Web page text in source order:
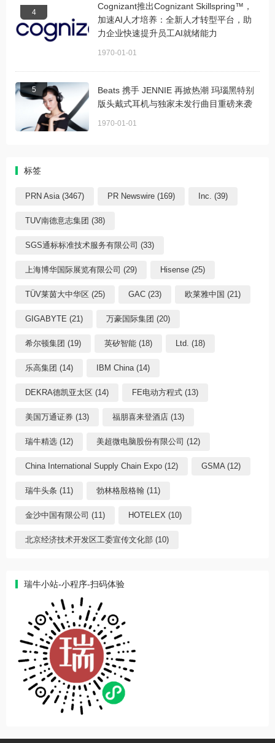
4
Cognizant推出Cognizant Skillspring™，
加速AI人才培养：全新人才转型平台，助
力企业快速提升员工AI就绪能力
1970-01-01
5
Beats 携手 JENNIE 再掀热潮 玛瑙黑特别
版头戴式耳机与独家未发行曲目重磅来袭
1970-01-01
标签
PRN Asia (3467) PR Newswire (169) Inc. (39)
TUV南德意志集团 (38)
SGS通标标准技术服务有限公司 (33)
上海博华国际展览有限公司 (29) Hisense (25)
TÜV莱茵大中华区 (25) GAC (23) 欧莱雅中国 (21)
GIGABYTE (21) 万豪国际集团 (20)
希尔顿集团 (19) 英矽智能 (18) Ltd. (18)
乐高集团 (14) IBM China (14)
DEKRA德凯亚太区 (14) FE电动方程式 (13)
美国万通证券 (13) 福朋喜来登酒店 (13)
瑞牛精选 (12) 美超微电脑股份有限公司 (12)
China International Supply Chain Expo (12) GSMA (12)
瑞牛头条 (11) 勃林格殷格翰 (11)
金沙中国有限公司 (11) HOTELEX (10)
北京经济技术开发区工委宣传文化部 (10)
瑞牛小站-小程序-扫码体验